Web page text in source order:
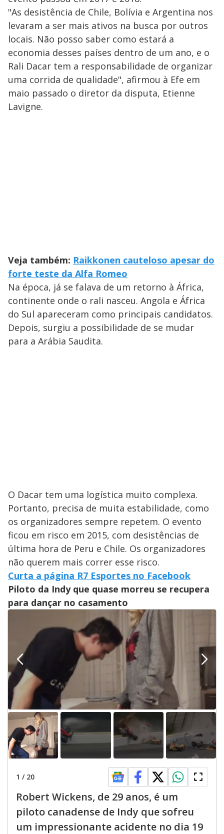
"As desistência de Chile, Bolívia e Argentina nos
levaram a ser mais ativos na busca por outros
locais. Não posso saber como estará a
economia desses países dentro de um ano, e o
Rali Dacar tem a responsabilidade de organizar
uma corrida de qualidade", afirmou à Efe em
maio passado o diretor da disputa, Etienne
Lavigne.
Veja também: Raikkonen cauteloso apesar do
forte teste da Alfa Romeo
Na época, já se falava de um retorno à África,
continente onde o rali nasceu. Angola e África
do Sul apareceram como principais candidatos.
Depois, surgiu a possibilidade de se mudar
para a Arábia Saudita.
O Dacar tem uma logística muito complexa.
Portanto, precisa de muita estabilidade, como
os organizadores sempre repetem. O evento
ficou em risco em 2015, com desistências de
última hora de Peru e Chile. Os organizadores
não querem mais correr esse risco.
Curta a página R7 Esportes no Facebook
Piloto da Indy que quase morreu se recupera
para dançar no casamento
1 / 20
Robert Wickens, de 29 anos, é um
piloto canadense de Indy que sofreu
um impressionante acidente no dia 19